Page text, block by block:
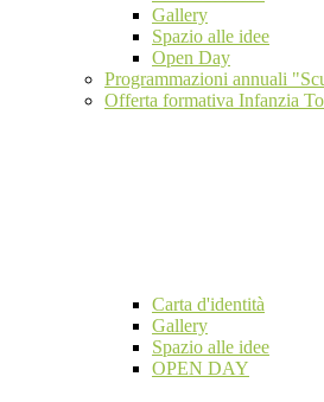
Gallery
Spazio alle idee
Open Day
Programmazioni annuali
Offerta formativa Infanzia
Carta d'identità
Gallery
Spazio alle idee
OPEN DAY